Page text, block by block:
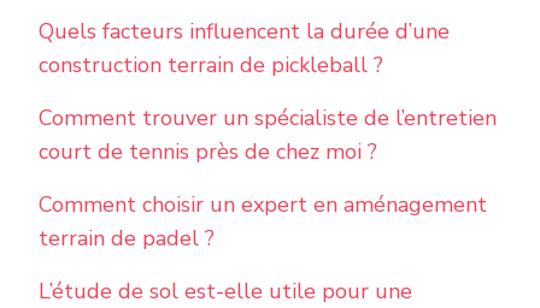
Quels facteurs influencent la durée d’une
construction terrain de pickleball ?
Comment trouver un spécialiste de l’entretien
court de tennis près de chez moi ?
Comment choisir un expert en aménagement
terrain de padel ?
L’étude de sol est-elle utile pour une